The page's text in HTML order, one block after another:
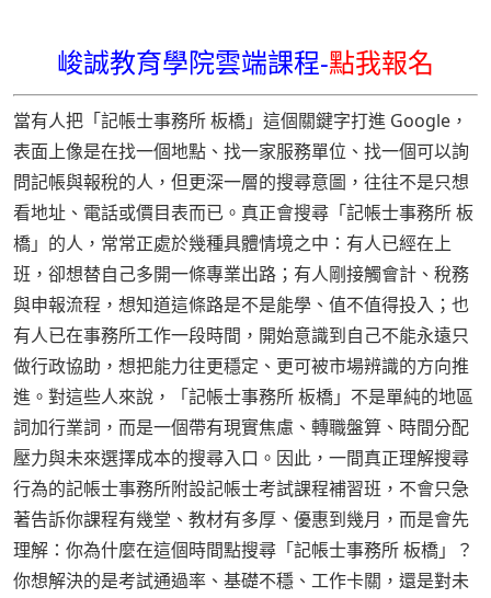
峻誠教育學院雲端課程-點我報名
當有人把「記帳士事務所 板橋」這個關鍵字打進 Google，
表面上像是在找一個地點、找一家服務單位、找一個可以詢
問記帳與報稅的人，但更深一層的搜尋意圖，往往不是只想
看地址、電話或價目表而已。真正會搜尋「記帳士事務所 板
橋」的人，常常正處於幾種具體情境之中：有人已經在上
班，卻想替自己多開一條專業出路；有人剛接觸會計、稅務
與申報流程，想知道這條路是不是能學、值不值得投入；也
有人已在事務所工作一段時間，開始意識到自己不能永遠只
做行政協助，想把能力往更穩定、更可被市場辨識的方向推
進。對這些人來說，「記帳士事務所 板橋」不是單純的地區
詞加行業詞，而是一個帶有現實焦慮、轉職盤算、時間分配
壓力與未來選擇成本的搜尋入口。因此，一間真正理解搜尋
行為的記帳士事務所附設記帳士考試課程補習班，不會只急
著告訴你課程有幾堂、教材有多厚、優惠到幾月，而是會先
理解：你為什麼在這個時間點搜尋「記帳士事務所 板橋」？
你想解決的是考試通過率、基礎不穩、工作卡關，還是對未